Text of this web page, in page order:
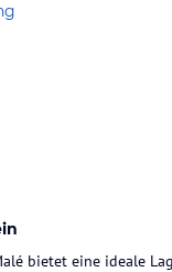
bietet eine ideale